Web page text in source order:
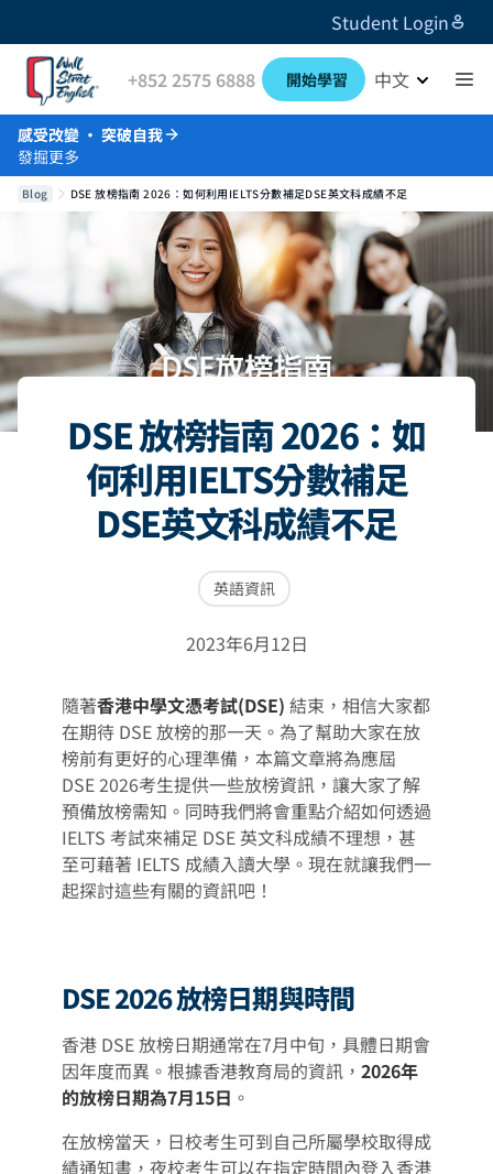
Student Login
+852 2575 6888 開始學習 中文
感受改變 · 突破自我
發掘更多
Blog DSE 放榜指南 2026：如何利用IELTS分數補足DSE英文科成績不足
DSE 放榜指南 2026：如
何利用IELTS分數補足
DSE英文科成績不足
英語資訊
2023年6月12日
隨著香港中學文憑考試(DSE) 結束，相信大家都
在期待 DSE 放榜的那一天。為了幫助大家在放
榜前有更好的心理準備，本篇文章將為應屆
DSE 2026考生提供一些放榜資訊，讓大家了解
預備放榜需知。同時我們將會重點介紹如何透過
IELTS 考試來補足 DSE 英文科成績不理想，甚
至可藉著 IELTS 成績入讀大學。現在就讓我們一
起探討這些有關的資訊吧！
DSE 2026 放榜日期與時間
香港 DSE 放榜日期通常在7月中旬，具體日期會
因年度而異。根據香港教育局的資訊， 2026年
的放榜日期為7月15日 。
在放榜當天，日校考生可到自己所屬學校取得成
績通知書，夜校考生可以在指定時間內登入香港